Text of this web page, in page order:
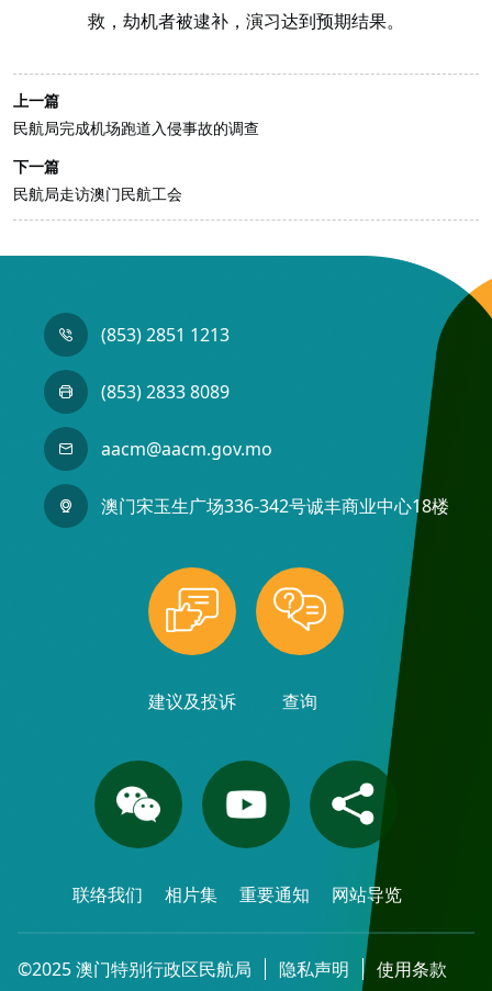
救，劫机者被逮补，演习达到预期结果。
上一篇
民航局完成机场跑道入侵事故的调查
下一篇
民航局走访澳门民航工会
(853) 2851 1213
(853) 2833 8089
aacm@aacm.gov.mo
澳门宋玉生广场336-342号诚丰商业中心18楼
建议及投诉 查询
联络我们 相片集 重要通知 网站导览
©2025 澳门特别行政区民航局 隐私声明 使用条款